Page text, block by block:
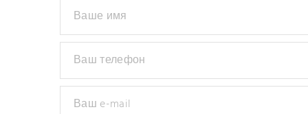
Ваше имя
Ваш телефон
Ваш e-mail